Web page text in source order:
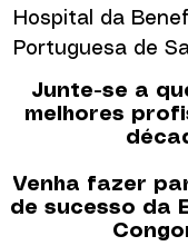
Hospital da
Portuguesa de
Junte-se a
melhores
Venha fazer
de sucesso da